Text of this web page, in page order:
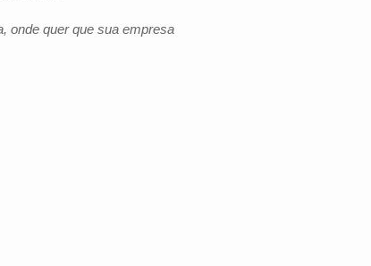
onde quer que sua empresa